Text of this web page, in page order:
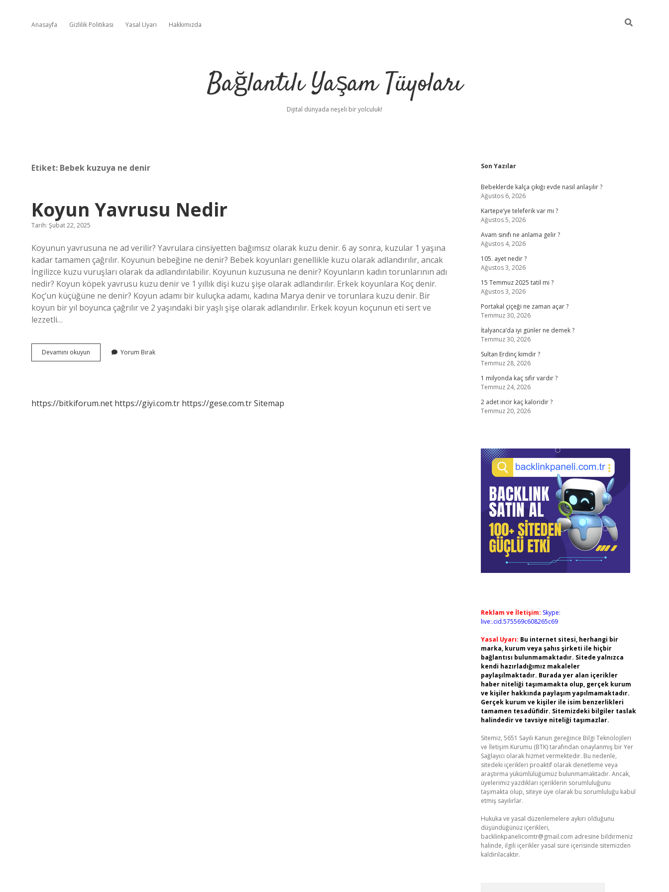
Anasayfa Gizlilik Politikası Yasal Uyarı Hakkımızda
Bağlantılı Yaşam Tüyoları
Dijital dünyada neşeli bir yolculuk!
Etiket: Bebek kuzuya ne denir
Koyun Yavrusu Nedir
Tarih: Şubat 22, 2025
Koyunun yavrusuna ne ad verilir? Yavrulara cinsiyetten bağımsız olarak kuzu denir. 6 ay sonra, kuzular 1 yaşına
kadar tamamen çağrılır. Koyunun bebeğine ne denir? Bebek koyunları genellikle kuzu olarak adlandırılır, ancak
İngilizce kuzu vuruşları olarak da adlandırılabilir. Koyunun kuzusuna ne denir? Koyunların kadın torunlarının adı
nedir? Koyun köpek yavrusu kuzu denir ve 1 yıllık dişi kuzu şişe olarak adlandırılır. Erkek koyunlara Koç denir.
Koç’un küçüğüne ne denir? Koyun adamı bir kuluçka adamı, kadına Marya denir ve torunlara kuzu denir. Bir
koyun bir yıl boyunca çağrılır ve 2 yaşındaki bir yaşlı şişe olarak adlandırılır. Erkek koyun koçunun eti sert ve
lezzetli…
Devamını okuyun
Yavrusu
Yorum Bırak
https://bitkiforum.net https://giyi.com.tr https://gese.com.trSitemap
Sidebar
Son Yazılar
Bebeklerde kalça çıkığı evde nasıl anlaşılır ?
Ağustos 6, 2026
Kartepe’ye teleferik var mı ?
Ağustos 5, 2026
Avam sınıfı ne anlama gelir ?
Ağustos 4, 2026
105. ayet nedir ?
Ağustos 3, 2026
15 Temmuz 2025 tatil mi ?
Ağustos 3, 2026
Portakal çiçeği ne zaman açar ?
Temmuz 30, 2026
İtalyanca’da iyi günler ne demek ?
Temmuz 30, 2026
Sultan Erdinç kimdir ?
Temmuz 28, 2026
1 milyonda kaç sıfır vardır ?
Temmuz 24, 2026
2 adet incir kaç kaloridir ?
Temmuz 20, 2026
Reklam ve İletişim: Skype:
live:.cid.575569c608265c69
Yasal Uyarı: Bu internet sitesi, herhangi bir
marka, kurum veya şahıs şirketi ile hiçbir
bağlantısı bulunmamaktadır. Sitede yalnızca
kendi hazırladığımız makaleler
paylaşılmaktadır. Burada yer alan içerikler
haber niteliği taşımamakta olup, gerçek kurum
ve kişiler hakkında paylaşım yapılmamaktadır.
Gerçek kurum ve kişiler ile isim benzerlikleri
tamamen tesadüfidir. Sitemizdeki bilgiler taslak
halindedir ve tavsiye niteliği taşımazlar.
Sitemiz, 5651 Sayılı Kanun gereğince Bilgi Teknolojileri
ve İletişim Kurumu (BTK) tarafından onaylanmış bir Yer
Sağlayıcı olarak hizmet vermektedir. Bu nedenle,
sitedeki içerikleri proaktif olarak denetleme veya
araştırma yükümlülüğümüz bulunmamaktadır. Ancak,
üyelerimiz yazdıkları içeriklerin sorumluluğunu
taşımakta olup, siteye üye olarak bu sorumluluğu kabul
etmiş sayılırlar.
Hukuka ve yasal düzenlemelere aykırı olduğunu
düşündüğünüz içerikleri,
backlinkpanelicomtr@gmail.com adresine bildirmeniz
halinde, ilgili içerikler yasal süre içerisinde sitemizden
kaldırılacaktır.